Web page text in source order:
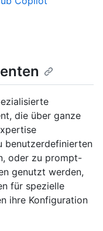
die über ganze
benutzerdefinierten
oder zu prompt-
genutzt werden,
für spezielle
ihre Konfiguration